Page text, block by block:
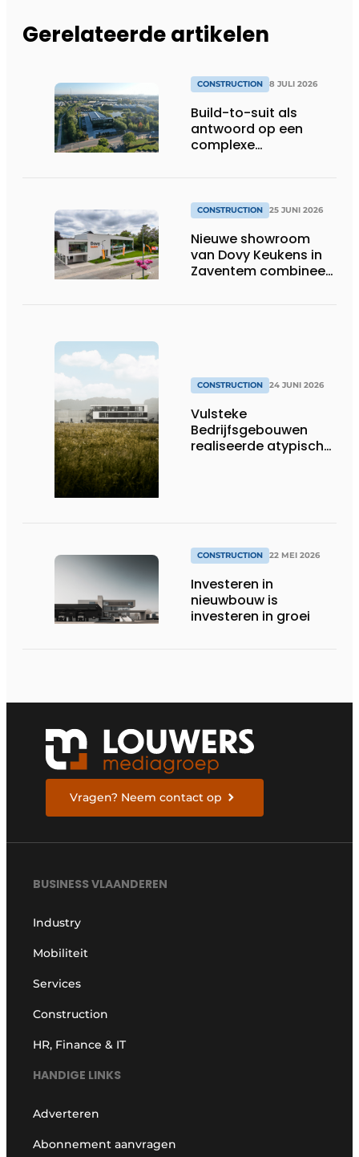
Gerelateerde artikelen
CONSTRUCTION 8 JULI 2026
Build-to-suit als
antwoord op een
complexe
CONSTRUCTION 25 JUNI 2026
Nieuwe showroom
van Dovy Keukens in
Zaventem combineert
CONSTRUCTION 24 JUNI 2026
Vulsteke
Bedrijfsgebouwen
realiseerde atypisch
CONSTRUCTION 22 MEI 2026
Investeren in
nieuwbouw is
investeren in groei
Vragen? Neem contact op
BUSINESS VLAANDEREN
Industry
Mobiliteit
Services
Construction
HR, Finance & IT
HANDIGE LINKS
Adverteren
Abonnement aanvragen